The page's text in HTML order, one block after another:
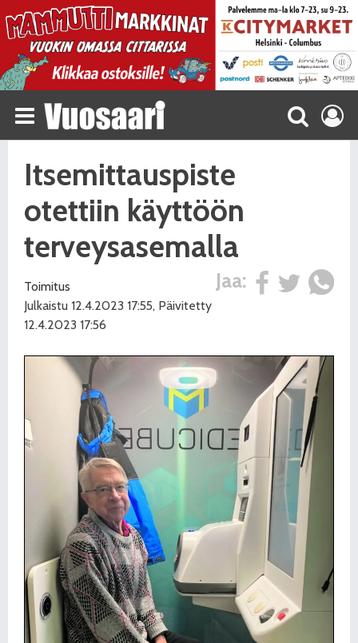
Itsemittauspiste
otettiin käyttöön
terveysasemalla
Jaa:
Toimitus
Julkaistu 12.4.2023 17:55, Päivitetty
12.4.2023 17:56